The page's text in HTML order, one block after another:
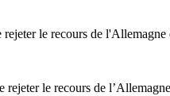
le recours de
rejeter le recours de